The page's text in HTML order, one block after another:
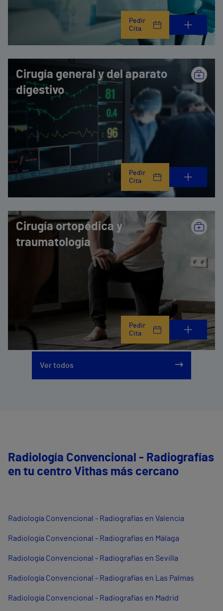
Pedir
Cita
Cirugía general y del aparato
digestivo
Pedir
Cita
Cirugía ortopédica y
traumatología
Pedir
Cita
Ver todos
Radiología Convencional - Radiografías
en tu centro Vithas más cercano
Radiología Convencional - Radiografías en Valencia
Radiología Convencional - Radiografías en Málaga
Radiología Convencional - Radiografías en Sevilla
Radiología Convencional - Radiografías en Las Palmas
Radiología Convencional - Radiografías en Madrid